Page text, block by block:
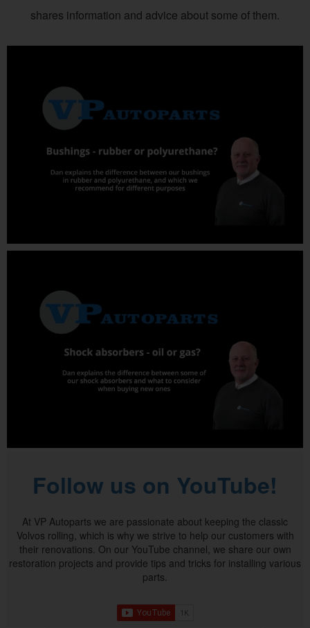
shares information and advice about some of them.
Follow us on YouTube!
At VP Autoparts we are passionate about keeping the classic
Volvos rolling, which is why we strive to help our customers with
their renovations. On our YouTube channel, we share our own
restoration projects and provide tips and tricks for installing various
parts.